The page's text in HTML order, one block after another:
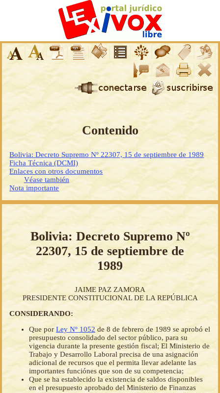
Contenido
Bolivia: Decreto Supremo Nº 22307, 15 de septiembre de 1989
Ficha Técnica (DCMI)
Enlaces con otros documentos
Véase también
Nota importante
Bolivia: Decreto Supremo Nº
22307, 15 de septiembre de
1989
JAIME PAZ ZAMORA
PRESIDENTE CONSTITUCIONAL DE LA REPÚBLICA
CONSIDERANDO:
Que por Ley Nº 1052de 8 de febrero de 1989 se aprobó el
presupuesto consolidado del sector público, para su
vigencia durante la presente gestión fiscal; El Ministerio de
Trabajo y Desarrollo Laboral precisa de una asignación
adicional de recursos que el permita llevar adelante las
importantes funciónes que son de su competencia;
Que se ha establecido la existencia de saldos disponibles
en el presupuesto aprobado del Ministerio de Finanzas